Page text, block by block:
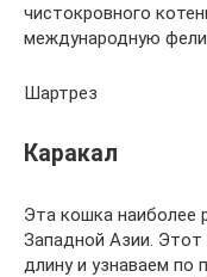
чистокровного
международную
Шартрез
Каракал
Эта кошка наиболее
Западной Азии.
длину и узнаваем по